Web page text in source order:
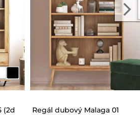
Vitrína dubová Steel 04 (2d